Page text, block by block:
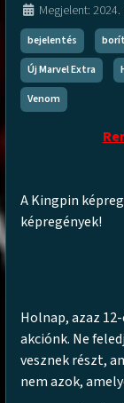
Megjelent:
bejelentés
Új Marvel Extra
Venom
A Kingpin
képregények!
Holnap, azaz
akciónk. Ne
vesznek részt,
nem azok,